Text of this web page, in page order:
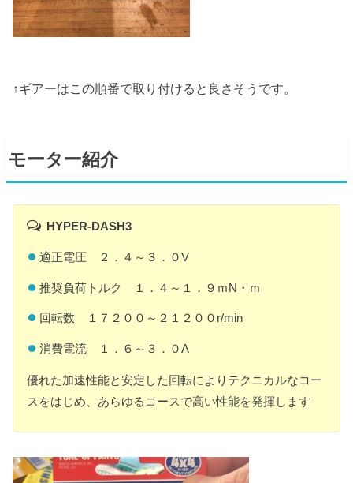
↑ギアーはこの順番で取り付けると良さそうです。
モーター紹介
HYPER-DASH3
適正電圧 ２．４～３．０V
推奨負荷トルク １．４～１．９ｍN・ｍ
回転数 １７２００～２１２００r/min
消費電流 １．６～３．０A
優れた加速性能と安定した回転によりテクニカルなコー
スをはじめ、あらゆるコースで高い性能を発揮します